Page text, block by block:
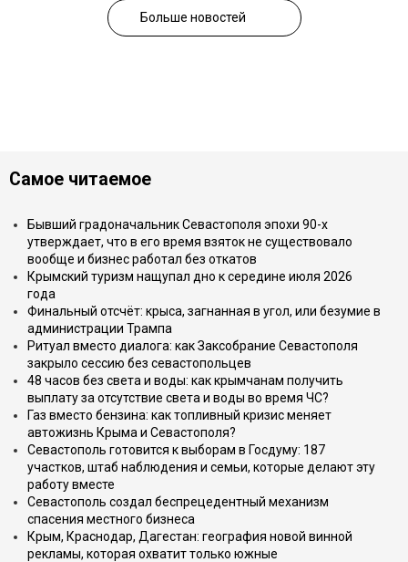
Больше новостей
Самое читаемое
Бывший градоначальник Севастополя эпохи 90-х
утверждает, что в его время взяток не существовало
вообще и бизнес работал без откатов
Крымский туризм нащупал дно к середине июля 2026
года
Финальный отсчёт: крыса, загнанная в угол, или безумие в
администрации Трампа
Ритуал вместо диалога: как Заксобрание Севастополя
закрыло сессию без севастопольцев
48 часов без света и воды: как крымчанам получить
выплату за отсутствие света и воды во время ЧС?
Газ вместо бензина: как топливный кризис меняет
автожизнь Крыма и Севастополя?
Севастополь готовится к выборам в Госдуму: 187
участков, штаб наблюдения и семьи, которые делают эту
работу вместе
Севастополь создал беспрецедентный механизм
спасения местного бизнеса
Крым, Краснодар, Дагестан: география новой винной
рекламы, которая охватит только южные